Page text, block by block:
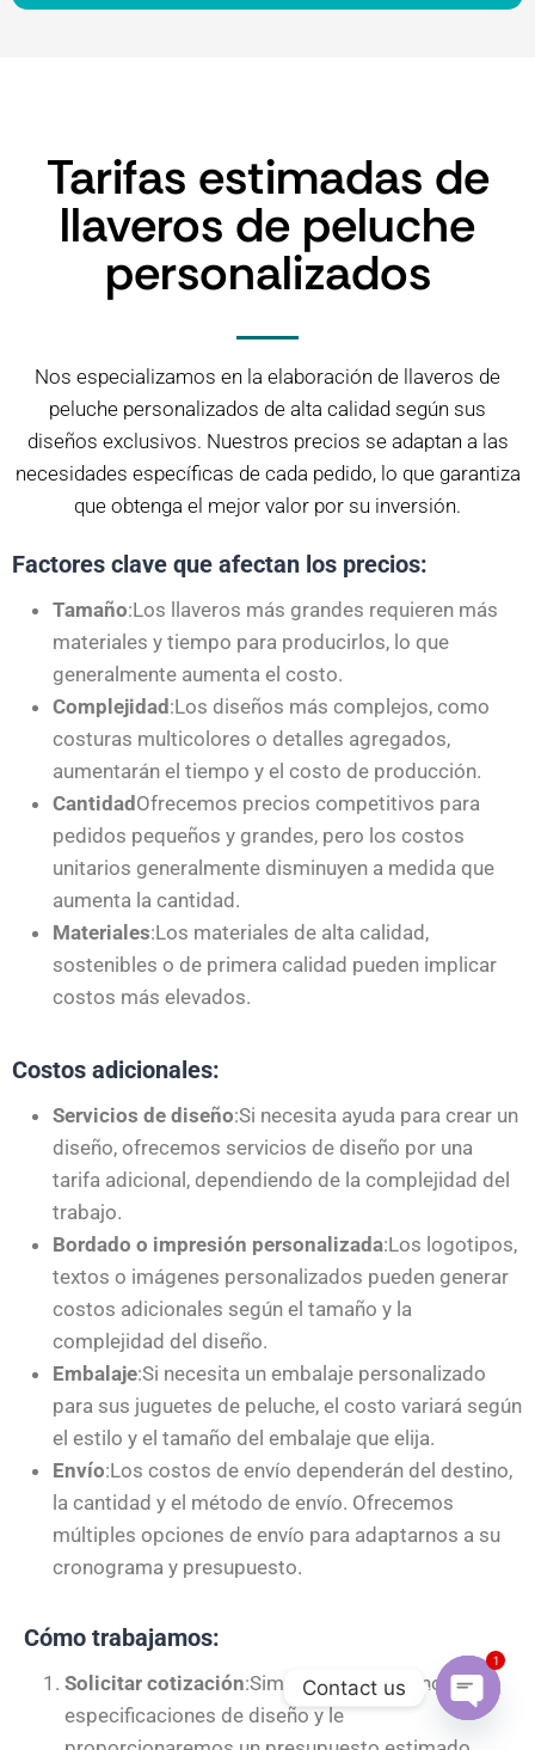
Tarifas estimadas de
llaveros de peluche
personalizados
Nos especializamos en la elaboración de llaveros de
peluche personalizados de alta calidad según sus
diseños exclusivos. Nuestros precios se adaptan a las
necesidades específicas de cada pedido, lo que garantiza
que obtenga el mejor valor por su inversión.
Factores clave que afectan los precios:
Tamaño:Los llaveros más grandes requieren más
materiales y tiempo para producirlos, lo que
generalmente aumenta el costo.
Complejidad :Los diseños más complejos, como
costuras multicolores o detalles agregados,
aumentarán el tiempo y el costo de producción.
Cantidad Ofrecemos precios competitivos para
pedidos pequeños y grandes, pero los costos
unitarios generalmente disminuyen a medida que
aumenta la cantidad.
Materiales:Los materiales de alta calidad,
sostenibles o de primera calidad pueden implicar
costos más elevados.
Costos adicionales:
Servicios de diseño:Si necesita ayuda para crear un
diseño, ofrecemos servicios de diseño por una
tarifa adicional, dependiendo de la complejidad del
trabajo.
Bordado o impresión personalizada:Los logotipos,
textos o imágenes personalizados pueden generar
costos adicionales según el tamaño y la
complejidad del diseño.
Embalaje:Si necesita un embalaje personalizado
para sus juguetes de peluche, el costo variará según
el estilo y el tamaño del embalaje que elija.
Envío:Los costos de envío dependerán del destino,
la cantidad y el método de envío. Ofrecemos
múltiples opciones de envío para adaptarnos a su
cronograma y presupuesto.
Cómo trabajamos:
Solicitar cotización:Simplemente envíenos sus
especificaciones de diseño y le
Contact us
1